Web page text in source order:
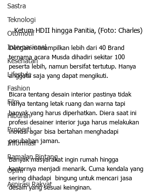
Sastra
Teknologi
Otomotif
Internasional
Kesehatan
Lifestyle
Fashion
Film
Hiburan
Properti
Informasi
Ramalan Bintang
Opini
Aspirasi Rakyat
Ketum HDII hingga Panitia, (Foto: Charles)
Dengan menampilkan lebih dari 40 Brand
ternama acara Musda dihadiri sekitar 100
peserta lebih, namun bersifat tertutup. Hanya
anggota saja yang dapat mengikuti.
Bicara tentang desain interior pastinya tidak
hanya tentang letak ruang dan warna tapi
banyak yang harus diperhatkan. Diera saat ini
profesi desainer interior juga harus melakukan
inovasi agar bisa bertahan menghadapi
perubahan jaman.
Banyak masyarakat ingin rumah hingga
kantornya menjadi menarik. Cuma kendala yang
sering dihadapi  bingung untuk mencari jasa
desain yang sesuai keinginan.